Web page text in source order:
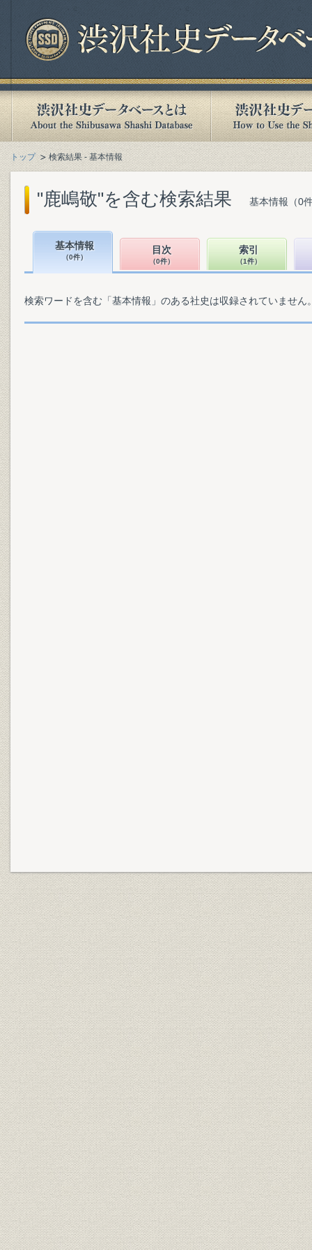
トップ 検索結果 - 基本情報
"鹿嶋敬"を含む検索結果 基本情報（0
基本情報
（0件）
目次
（0件）
索引
（1件）
検索ワードを含む「基本情報」のある社史は収録されていません